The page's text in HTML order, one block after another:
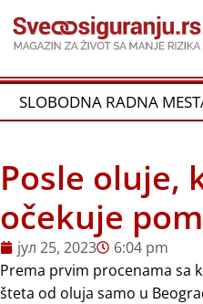
на
садржај
SLOBODNA RADNA MESTA
Posle oluje,
očekuje
јул 25, 2023
6:04 pm
Prema prvim procenama sa
šteta od oluja samo u